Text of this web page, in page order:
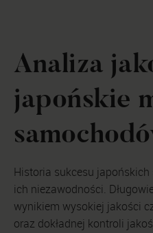
Analiza
japońskie
Historia sukcesu japońskich
ich niezawodności.
wynikiem wysokiej jakości
oraz dokładnej kontroli